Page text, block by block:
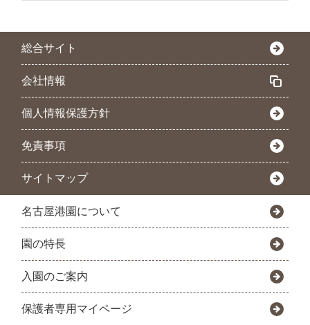
総合サイト
会社情報
個人情報保護方針
免責事項
サイトマップ
名古屋港園について
園の特長
入園のご案内
保護者専用マイページ